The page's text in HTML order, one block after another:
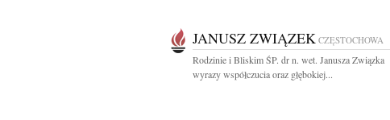
JANUSZ ZWIĄZEK CZĘSTOCHOWA
Rodzinie i Bliskim ŚP. dr n. wet. Janusza Związka
wyrazy współczucia oraz głębokiej...